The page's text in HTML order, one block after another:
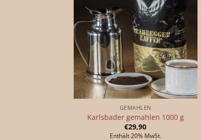
GEMAHLEN
Karlsbader gemahlen 1000 g
€29,90
Enthält 20% MwSt.